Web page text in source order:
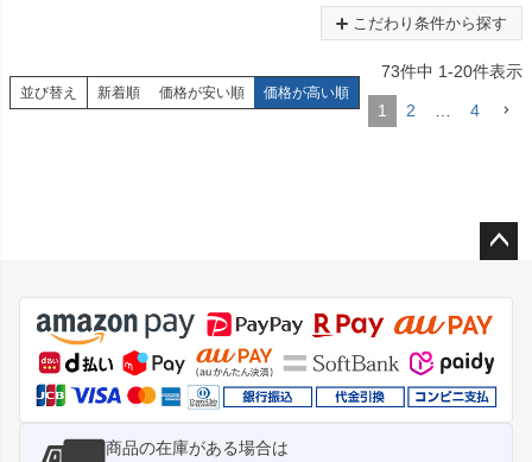
こだわり条件から探す
並び替え 新着順 価格が安い順 価格が高い順
73件中 1-20件表示
1 2 4
ジト
ップ
へ
商品の在庫がある場合は